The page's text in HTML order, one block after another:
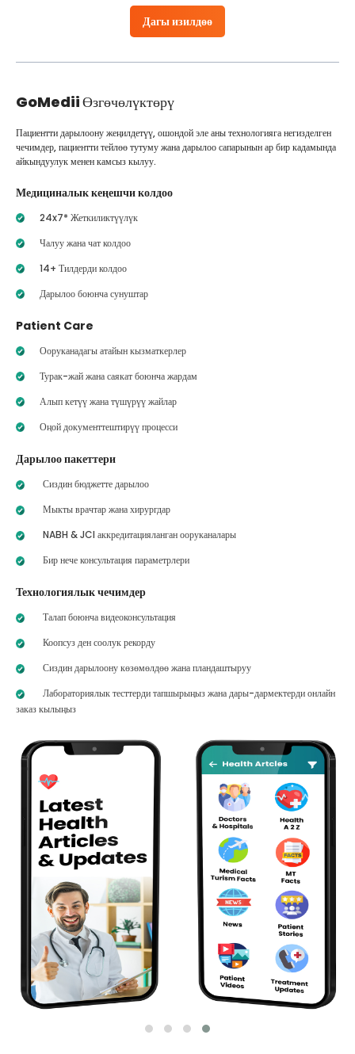
Дагы изилдөө
GoMediiӨзгөчөлүктөрү
Пациентти дарылоону жеңилдетүү, ошондой эле аны технологияга негизделген
чечимдер, пациентти тейлөө тутуму жана дарылоо сапарынын ар бир кадамында
айкындуулук менен камсыз кылуу.
Медициналык кеңешчи колдоо
24x7* Жеткиликтүүлүк
Чалуу жана чат колдоо
14+ Тилдерди колдоо
Дарылоо боюнча сунуштар
Patient Care
Ооруканадагы атайын кызматкерлер
Турак-жай жана саякат боюнча жардам
Алып кетүү жана түшүрүү жайлар
Оңой документтештирүү процесси
Дарылоо пакеттери
Сиздин бюджетте дарылоо
Мыкты врачтар жана хирургдар
NABH & JCI аккредитацияланган ооруканалары
Бир нече консультация параметрлери
Технологиялык чечимдер
Талап боюнча видеоконсультация
Коопсуз ден соолук рекорду
Сиздин дарылоону көзөмөлдөө жана пландаштыруу
Лабораториялык тесттерди тапшырыңыз жана дары-дармектерди онлайн
заказ кылыңыз